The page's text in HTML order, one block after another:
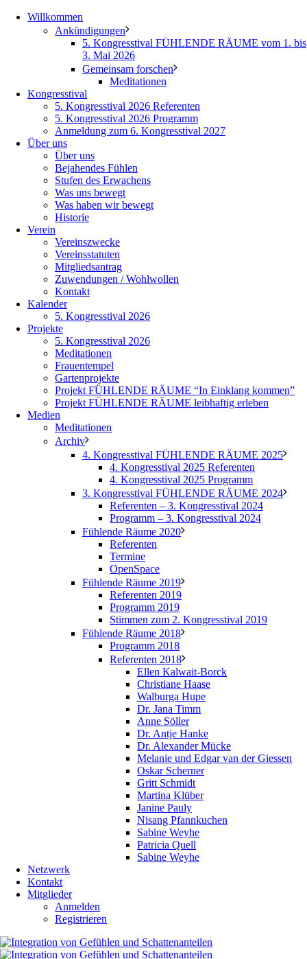
Willkommen
Ankündigungen
5. Kongresstival FÜHLENDE RÄUME vom 1. bis
3. Mai 2026
Gemeinsam forschen
Meditationen
Kongresstival
5. Kongresstival 2026 Referenten
5. Kongresstival 2026 Programm
Anmeldung zum 6. Kongresstival 2027
Über uns
Über uns
Bejahendes Fühlen
Stufen des Erwachens
Was uns bewegt
Was haben wir bewegt
Historie
Verein
Vereinszwecke
Vereinsstatuten
Mitgliedsantrag
Zuwendungen / Wohlwollen
Kontakt
Kalender
5. Kongresstival 2026
Projekte
5. Kongresstival 2026
Meditationen
Frauentempel
Gartenprojekte
Projekt FÜHLENDE RÄUME “In Einklang kommen”
Projekt FÜHLENDE RÄUME leibhaftig erleben
Medien
Meditationen
Archiv
4. Kongresstival FÜHLENDE RÄUME 2025
4. Kongresstival 2025 Referenten
4. Kongresstival 2025 Programm
3. Kongresstival FÜHLENDE RÄUME 2024
Referenten – 3. Kongresstival 2024
Programm – 3. Kongresstival 2024
Fühlende Räume 2020
Referenten
Termine
OpenSpace
Fühlende Räume 2019
Referenten 2019
Programm 2019
Stimmen zum 2. Kongresstival 2019
Fühlende Räume 2018
Programm 2018
Referenten 2018
Ellen Kalwait-Borck
Christiane Haase
Walburga Hupe
Dr. Jana Timm
Anne Söller
Dr. Antje Hanke
Dr. Alexander Mücke
Melanie und Edgar van der Giessen
Oskar Scherner
Gritt Schmidt
Martina Klüber
Janine Pauly
Nisang Pfannkuchen
Sabine Weyhe
Patricia Quell
Sabine Weyhe
Netzwerk
Kontakt
Mitglieder
Anmelden
Registrieren